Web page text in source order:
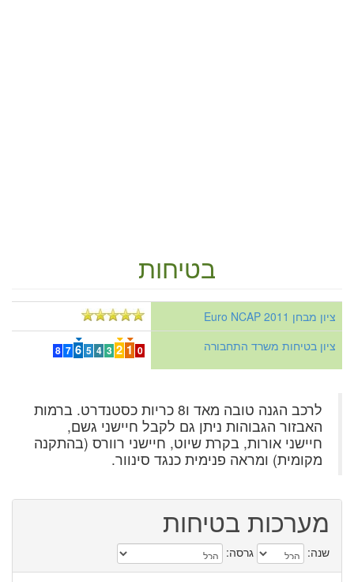
בטיחות
ציון מבחן Euro NCAP 2011
ציון בטיחות משרד התחבורה
0
1
2
3
4
5
6
7
8
לרכב הגנה טובה מאד ו8 כריות כסטנדרט. ברמות
האבזור הגבוהות ניתן גם לקבל חיישני גשם,
חיישני אורות, בקרת שיוט, חיישני רוורס (בהתקנה
מקומית) ומראה פנימית כנגד סינוור.
מערכות בטיחות
שנה: גרסה: